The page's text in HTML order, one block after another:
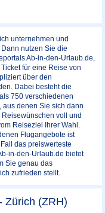
unternehmen und
nutzen Sie die
Ab-in-den-Urlaub.de,
für eine Reise von
über den
Dabei besteht die
750 verschiedenen
aus denen Sie sich dann
voll und
Reiseziel Ihrer Wahl.
Flugangebote ist
das preiswerteste
in-den-Urlaub.de bietet
Sie genau das
zufrieden stellt.
Zürich (ZRH)